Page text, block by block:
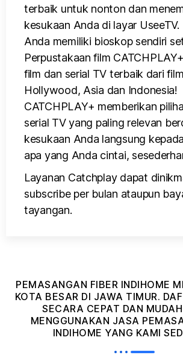
terbaik untuk nonton dan
kesukaan Anda di layar
Anda memiliki bioskop sendiri
Perpustakaan film
film dan serial TV terbaik dari
Hollywood, Asia dan Indonesia!
CATCHPLAY+ memberikan
serial TV yang paling relevan
kesukaan Anda langsung
apa yang Anda cintai,
Layanan Catchplay dapat
subscribe per bulan ataupun
tayangan.
PEMASANGAN FIBER INDIHOME
KOTA BESAR DI JAWA TIMUR.
SECARA CEPAT DAN
MENGGUNAKAN JASA
INDIHOME YANG KAMI